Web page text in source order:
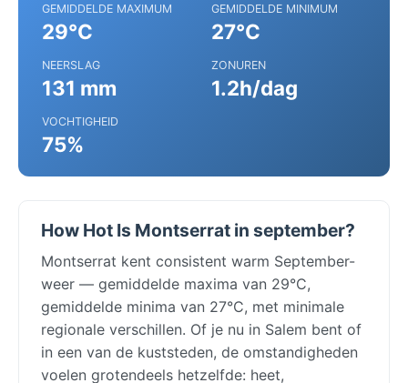
GEMIDDELDE MAXIMUM
29°C
GEMIDDELDE MINIMUM
27°C
NEERSLAG
131 mm
ZONUREN
1.2h/dag
VOCHTIGHEID
75%
How Hot Is Montserrat in september?
Montserrat kent consistent warm September-
weer — gemiddelde maxima van 29°C,
gemiddelde minima van 27°C, met minimale
regionale verschillen. Of je nu in Salem bent of
in een van de kuststeden, de omstandigheden
voelen grotendeels hetzelfde: heet,